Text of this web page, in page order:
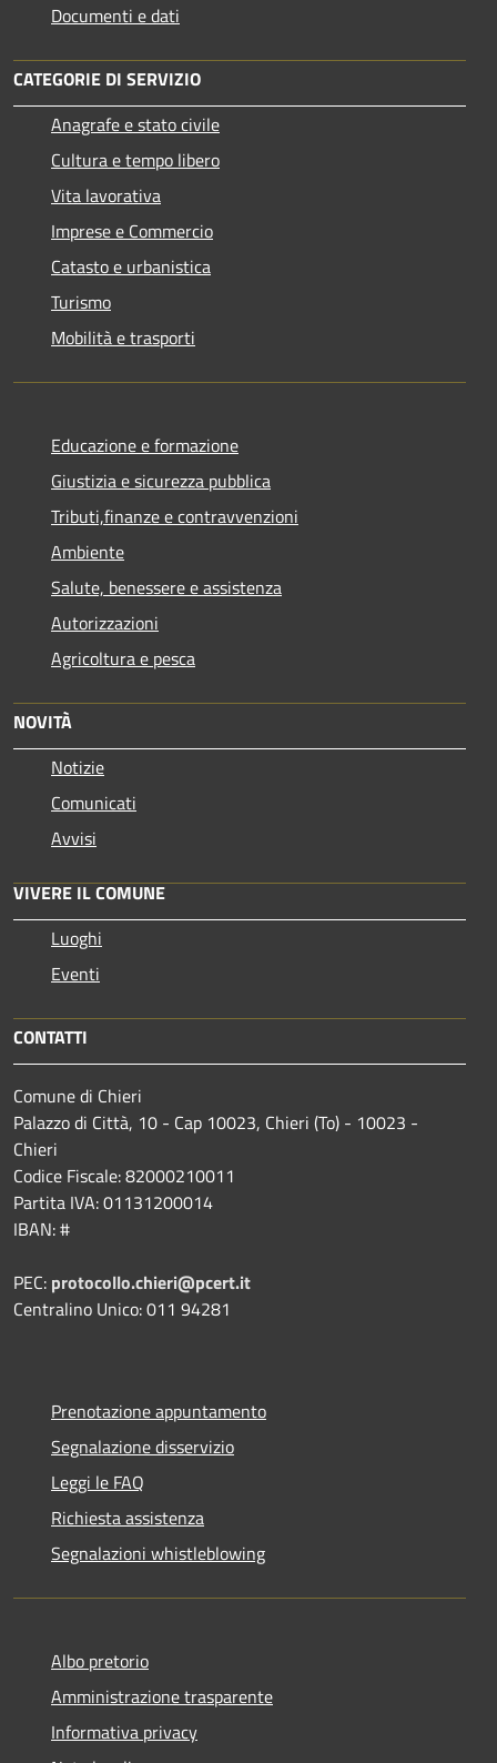
Documenti e dati
CATEGORIE DI SERVIZIO
Anagrafe e stato civile
Cultura e tempo libero
Vita lavorativa
Imprese e Commercio
Catasto e urbanistica
Turismo
Mobilità e trasporti
Educazione e formazione
Giustizia e sicurezza pubblica
Tributi,finanze e contravvenzioni
Ambiente
Salute, benessere e assistenza
Autorizzazioni
Agricoltura e pesca
NOVITÀ
Notizie
Comunicati
Avvisi
VIVERE IL COMUNE
Luoghi
Eventi
CONTATTI
Comune di Chieri
Palazzo di Città, 10 - Cap 10023, Chieri (To) - 10023 -
Chieri
Codice Fiscale: 82000210011
Partita IVA: 01131200014
IBAN: #
PEC: protocollo.chieri@pcert.it
Centralino Unico: 011 94281
Prenotazione appuntamento
Segnalazione disservizio
Leggi le FAQ
Richiesta assistenza
Segnalazioni whistleblowing
Albo pretorio
Amministrazione trasparente
Informativa privacy